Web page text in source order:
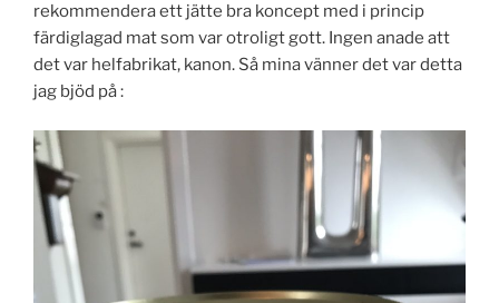
rekommendera ett jätte bra koncept med i princip
färdiglagad mat som var otroligt gott. Ingen anade att
det var helfabrikat, kanon. Så mina vänner det var detta
jag bjöd på :